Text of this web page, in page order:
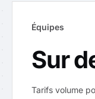
Équipes
Sur
Tarifs volume